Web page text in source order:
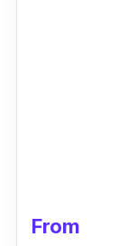
From